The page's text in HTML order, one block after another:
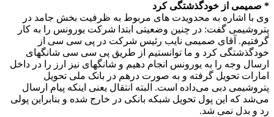
* صمیمی از خودگذشتگی کرد
وی با اشاره به محدویدت های مربوط به ظرفیت بخش جامد در
پتروشیمی گفت: در چنین وضعیتی ابتدا شرکت یورونس را به کار
گرفتیم. آقای صمیمی نایب رئیس شرکت در پی سی سی از
خودگذشتگی کرد و ما توانستیم از طریق پی سی سی شانگهای
ارسال وجه را به یورونس انجام دهیم و شانگهای نیز ارز را در داخل
امارات تحویل گرفته و به صورت درهم در بانک ملی تحویل
پتروشیمی دبی می‌داده است. البته انتقال یعنی اینکه پیام ارسال
می‌شد که این پول تحویل شبکه بانکی در خارج شده و بنابراین پولی
رد و بدل نمی شد.